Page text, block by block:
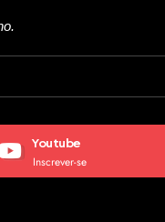
Youtube
Inscrever-se